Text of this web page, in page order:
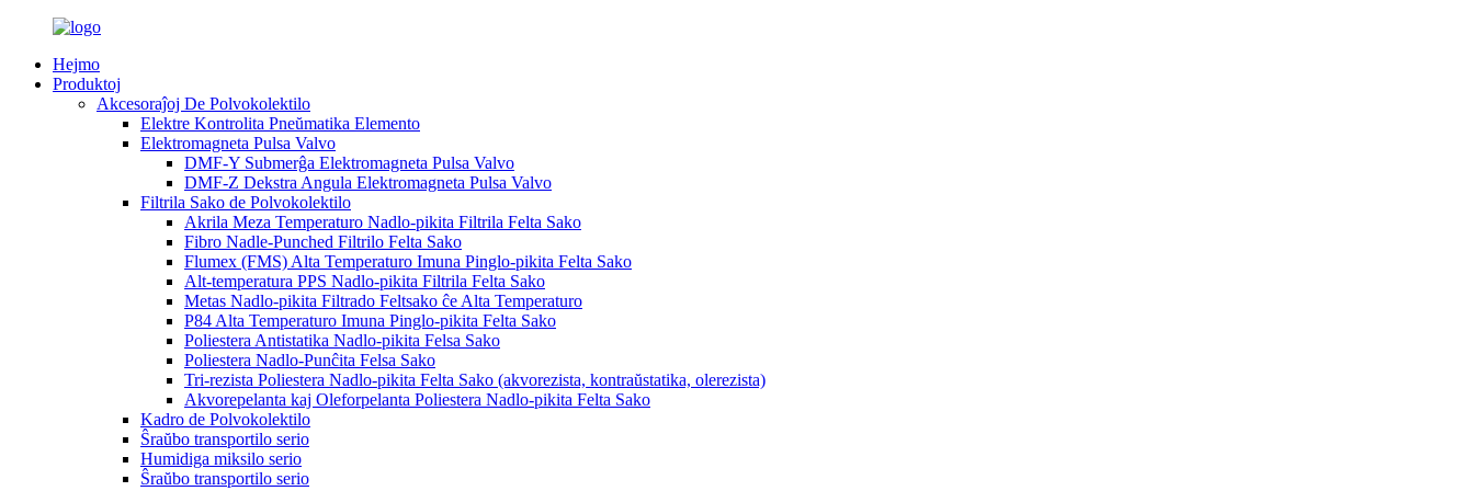
Hejmo
Produktoj
Akcesoraĵoj De Polvokolektilo
Elektre Kontrolita Pneŭmatika Elemento
Elektromagneta Pulsa Valvo
DMF-Y Submerĝa Elektromagneta Pulsa Valvo
DMF-Z Dekstra Angula Elektromagneta Pulsa Valvo
Filtrila Sako de Polvokolektilo
Akrila Meza Temperaturo Nadlo-pikita Filtrila Felta Sako
Fibro Nadle-Punched Filtrilo Felta Sako
Flumex (FMS) Alta Temperaturo Imuna Pinglo-pikita Felta Sako
Alt-temperatura PPS Nadlo-pikita Filtrila Felta Sako
Metas Nadlo-pikita Filtrado Feltsako ĉe Alta Temperaturo
P84 Alta Temperaturo Imuna Pinglo-pikita Felta Sako
Poliestera Antistatika Nadlo-pikita Felsa Sako
Poliestera Nadlo-Punĉita Felsa Sako
Tri-rezista Poliestera Nadlo-pikita Felta Sako (akvorezista, kontraŭstatika, olerezista)
Akvorepelanta kaj Oleforpelanta Poliestera Nadlo-pikita Felta Sako
Kadro de Polvokolektilo
Ŝraŭbo transportilo serio
Humidiga miksilo serio
Ŝraŭbo transportilo serio